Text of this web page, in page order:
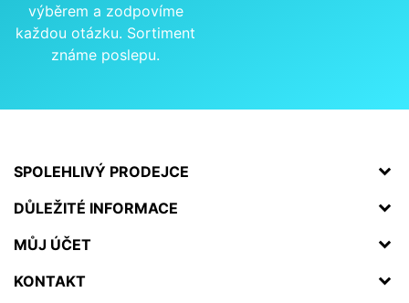
výběrem a zodpovíme
každou otázku. Sortiment
známe poslepu.
SPOLEHLIVÝ PRODEJCE
DŮLEŽITÉ INFORMACE
MŮJ ÚČET
KONTAKT